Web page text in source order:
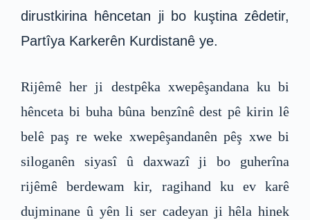
dirustkirina hêncetan ji bo kuştina zêdetir,
Partîya Karkerên Kurdistanê ye.
Rijêmê her ji destpêka xwepêşandana ku bi
hênceta bi buha bûna benzînê dest pê kirin lê
belê paş re weke xwepêşandanên pêş xwe bi
siloganên siyasî û daxwazî ji bo guherîna
rijêmê berdewam kir, ragihand ku ev karê
dujminane û yên li ser cadeyan ji hêla hinek